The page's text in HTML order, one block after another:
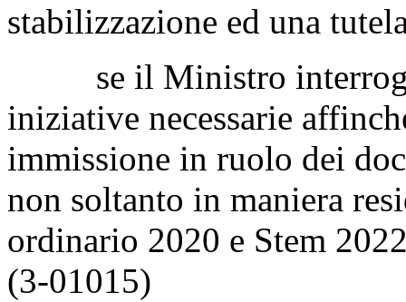
stabilizzazione ed una
se il Ministro
iniziative necessarie
immissione in ruolo dei
non soltanto in maniera
ordinario 2020 e Stem
(3-01015)